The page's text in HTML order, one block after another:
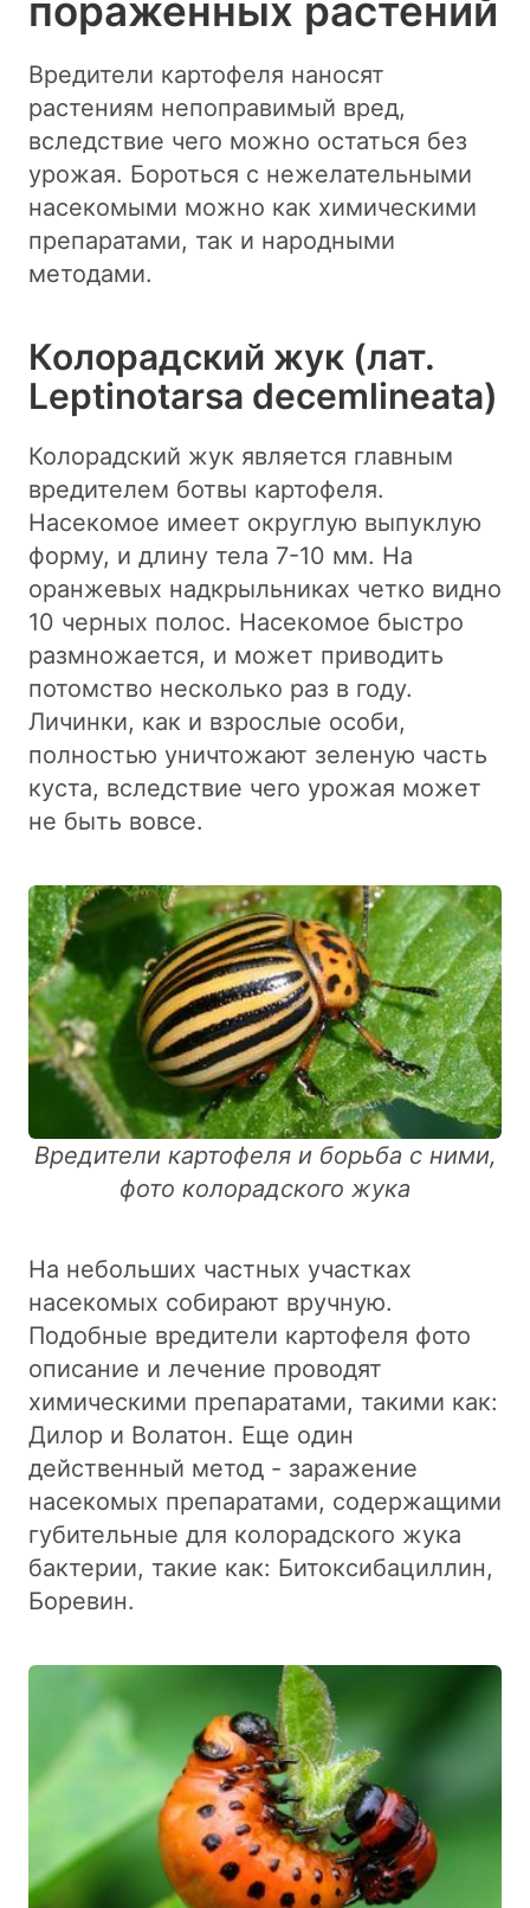
пораженных растений
Вредители картофеля наносят
растениям непоправимый вред,
вследствие чего можно остаться без
урожая. Бороться с нежелательными
насекомыми можно как химическими
препаратами, так и народными
методами.
Колорадский жук (лат.
Leptinotarsa decemlineata)
Колорадский жук является главным
вредителем ботвы картофеля.
Насекомое имеет округлую выпуклую
форму, и длину тела 7-10 мм. На
оранжевых надкрыльниках четко видно
10 черных полос. Насекомое быстро
размножается, и может приводить
потомство несколько раз в году.
Личинки, как и взрослые особи,
полностью уничтожают зеленую часть
куста, вследствие чего урожая может
не быть вовсе.
Вредители картофеля и борьба с ними,
фото колорадского жука
На небольших частных участках
насекомых собирают вручную.
Подобные вредители картофеля фото
описание и лечение проводят
химическими препаратами, такими как:
Дилор и Волатон. Еще один
действенный метод - заражение
насекомых препаратами, содержащими
губительные для колорадского жука
бактерии, такие как: Битоксибациллин,
Боревин.